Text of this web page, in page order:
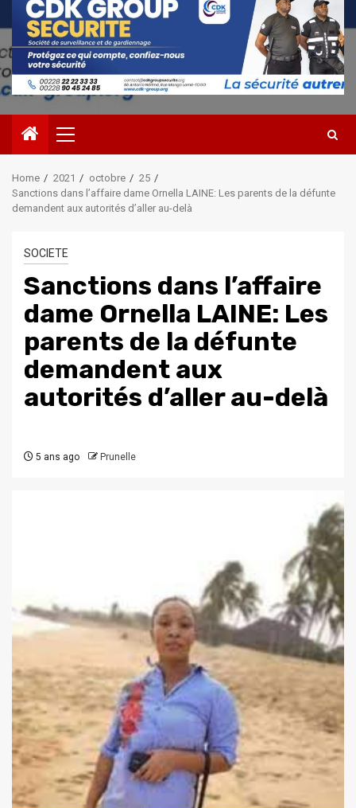
Primary
Menu
Home 2021 octobre
25
Sanctions dans l’affaire dame Ornella LAINE: Les parents de la défunte
demandent aux autorités d’aller au-delà
SOCIETE
Sanctions dans l’affaire
dame Ornella LAINE: Les
parents de la défunte
demandent aux
autorités d’aller au-delà
5 ans ago Prunelle